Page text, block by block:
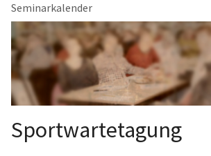
Seminarkalender
Sportwartetagung